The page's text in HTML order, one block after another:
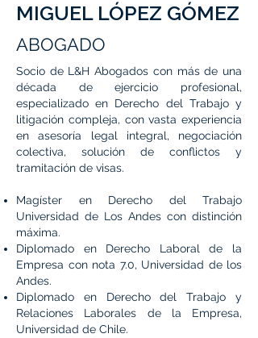
MIGUEL LÓPEZ GÓMEZ
ABOGADO
Socio de L&H Abogados con más de una
década de ejercicio profesional,
especializado en Derecho del Trabajo y
litigación compleja, con vasta experiencia
en asesoría legal integral, negociación
colectiva, solución de conflictos y
tramitación de visas.
Magíster en Derecho del Trabajo
Universidad de Los Andes con distinción
máxima.
Diplomado en Derecho Laboral de la
Empresa con nota 7.0, Universidad de los
Andes.
Diplomado en Derecho del Trabajo y
Relaciones Laborales de la Empresa,
Universidad de Chile.